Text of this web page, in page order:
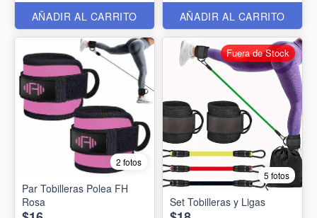
AÑADIR AL CARRITO AÑADIR AL CARRITO
2 fotos
Par Tobilleras Polea FH
Rosa
5 fotos
Set Tobilleras y Ligas
Fuera de Stock